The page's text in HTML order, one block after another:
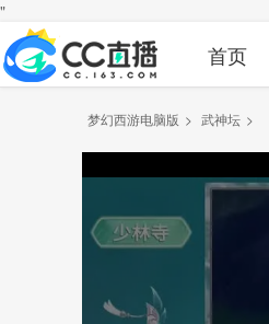
"
首页
梦幻西游电脑版 > 武神坛 >